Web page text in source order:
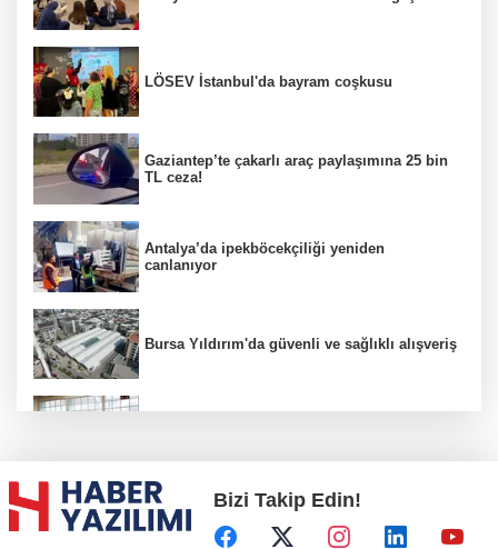
LÖSEV İstanbul'da bayram coşkusu
Gaziantep’te çakarlı araç paylaşımına 25 bin
TL ceza!
Antalya’da ipekböcekçiliği yeniden
canlanıyor
Bursa Yıldırım'da güvenli ve sağlıklı alışveriş
Başkent'in göletlerinde temizlik ve bakım
sürüyor
Bizi Takip Edin!